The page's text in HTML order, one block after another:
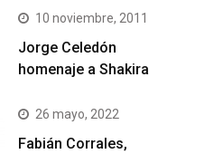
10 noviembre, 2011
Jorge Celedón
homenaje a Shakira
26 mayo, 2022
Fabián Corrales,